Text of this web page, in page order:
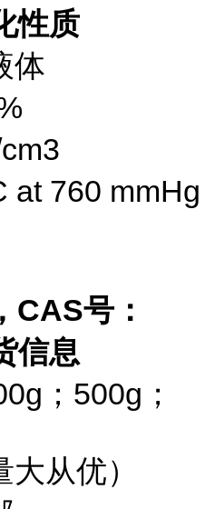
性质
体
at 760 mmHg
CAS号：
信息
；500g；
从优）